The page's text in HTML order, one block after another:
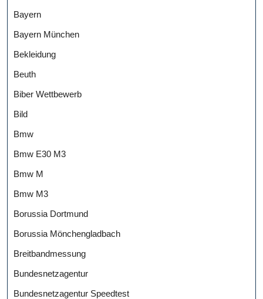
Bayern
Bayern München
Bekleidung
Beuth
Biber Wettbewerb
Bild
Bmw
Bmw E30 M3
Bmw M
Bmw M3
Borussia Dortmund
Borussia Mönchengladbach
Breitbandmessung
Bundesnetzagentur
Bundesnetzagentur Speedtest